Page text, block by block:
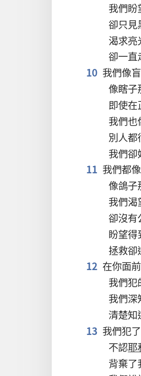
我們盼
卻只見
渴求亮
卻一直
10 我們像
像瞎子
即使在
我們也
別人都
我們卻
11 我們都像
像鴿子
我們渴
卻沒有
盼望得
拯救卻
12 在你面前
我們犯
我們深
清楚知
13 我們犯了
不認耶
背棄了